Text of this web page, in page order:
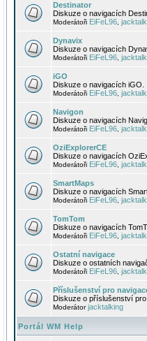
Destinator
Diskuze o navigacích
Moderátoři EiFeL96
Dynavix
Diskuze o navigacích
Moderátoři EiFeL96
iGO
Diskuze o navigacích iGO.
Moderátoři EiFeL96
Navigon
Diskuze o navigacích
Moderátoři EiFeL96
OziExplorerCE
Diskuze o navigacích
Moderátoři EiFeL96
SmartMaps
Diskuze o navigacích
Moderátoři EiFeL96
TomTom
Diskuze o navigacích
Moderátoři EiFeL96
Ostatní navigace
Diskuze o ostatních
Moderátoři EiFeL96
Příslušenství pro
Diskuze o příslušenství
Moderátorjacktalking
Portál WM Help